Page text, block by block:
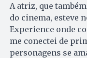
A atriz, que
do cinema, esteve
Experience onde
me conectei de
personagens se